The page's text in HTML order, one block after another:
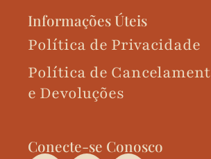
Informações Úteis
Política de Privacidade
Política de
e Devoluções
Conecte-se Conosco